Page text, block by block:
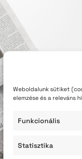
Weboldalunk sütiket
elemzése és a releváns
Funkcionális
Statisztika
Közzétételi lista
Közbeszerzés